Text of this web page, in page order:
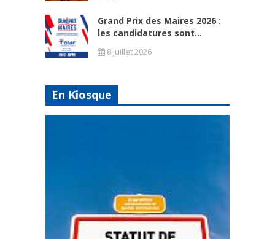
Grand Prix des Maires 2026 :
les candidatures sont...
8 juillet 2026
En Kiosque